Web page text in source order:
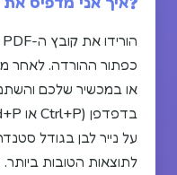
או במכשיר שלכם
לתוצאות הטובות